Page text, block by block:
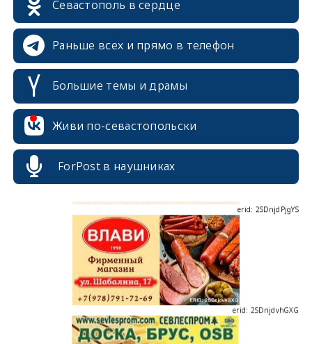
Севастополь в сердце
Раньше всех и прямо в телефон
Большие темы и драмы
Живи по-севастопольски
ForPost в наушниках
erid: 2SDnjcrDNw6
erid: 2SDnjdvhGXG